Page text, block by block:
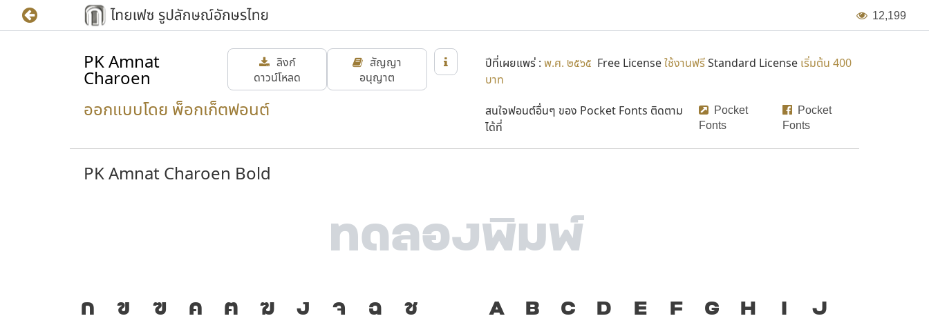
12,199
PK Amnat
Charoen
ลิงก์
ดาวน์โหลด
สัญญา
อนุญาต
ปีที่เผยแพร่ : พ.ศ. ๒๕๖๕ Free Licenseใช้งานฟรีStandard License เริ่มต้น 400
บาท
ออกแบบโดย พ็อกเก็ตฟอนต์
สนใจฟอนต์อื่นๆ ของ Pocket Fonts ติดตาม
ได้ที่
Pocket
Fonts
Pocket
Fonts
PK Amnat Charoen Bold
ก ข ฃ ค ฅ ฆ ง จ ฉ
ช
A B C D E F G H I
J
ภาษา คือ เครื่องมือสำคัญที่ทำให้ความ